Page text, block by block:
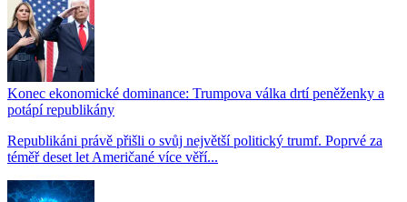
Konec ekonomické dominance: Trumpova válka drtí peněženky a
potápí republikány
Republikáni právě přišli o svůj největší politický trumf. Poprvé za
téměř deset let Američané více věří...